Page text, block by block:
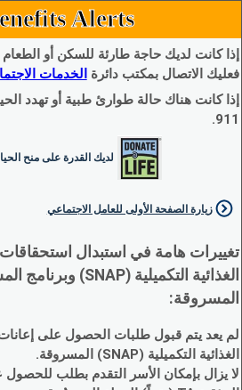
Alerts
إذا كانت لديك حاجة طارئة للسكن أو الطعام
فعليك الاتصال بمكتب دائرة الخدمات
إذا كانت هناك حالة طوارئ طبية أو تهدد
911.
لديك القدرة على منح
زيارة الصفحة الأولى للعامل الاجتماعي
تغييرات هامة في استبدال
المسروقة:
لم يعد يتم قبول طلبات الحصول على
الغذائية التكميلية (SNAP) المسروقة.
لا يزال بإمكان الأسر التقدم بطلب